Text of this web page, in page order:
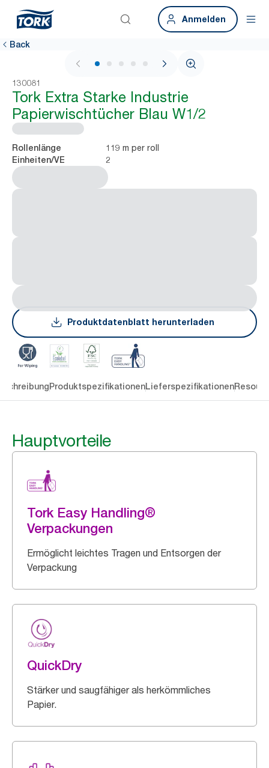
Anmelden
Back
1 / 5
130081
Tork Extra Starke Industrie
Papierwischtücher Blau W1/2
Rollenlänge 119 m per roll
Einheiten/VE 2
Produktdatenblatt herunterladen
ProduktspezifikationenLieferspezifikationen
Hauptvorteile
Tork Easy Handling®
Verpackungen
Ermöglicht leichtes Tragen und Entsorgen der
Verpackung
QuickDry
Stärker und saugfähiger als herkömmliches
Papier.